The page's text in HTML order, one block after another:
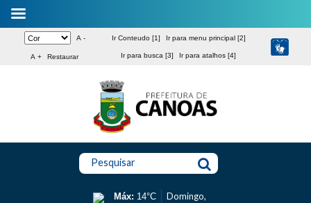
A -
A + Restaurar
Ir Conteudo [1] Ir para menu principal [2]
Ir para busca [3] Ir para atalhos [4]
Pesquisar
Máx: 14°C
Domingo,